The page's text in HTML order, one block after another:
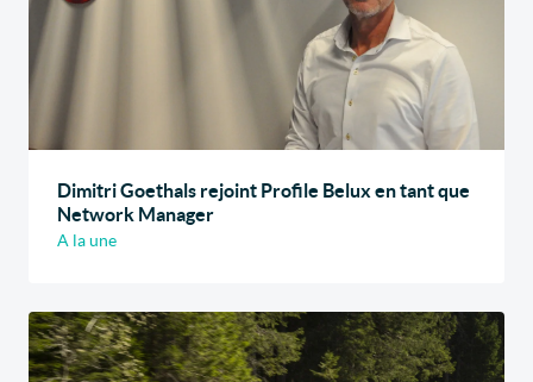
Dimitri Goethals rejoint Profile Belux en tant que
Network Manager
A la une